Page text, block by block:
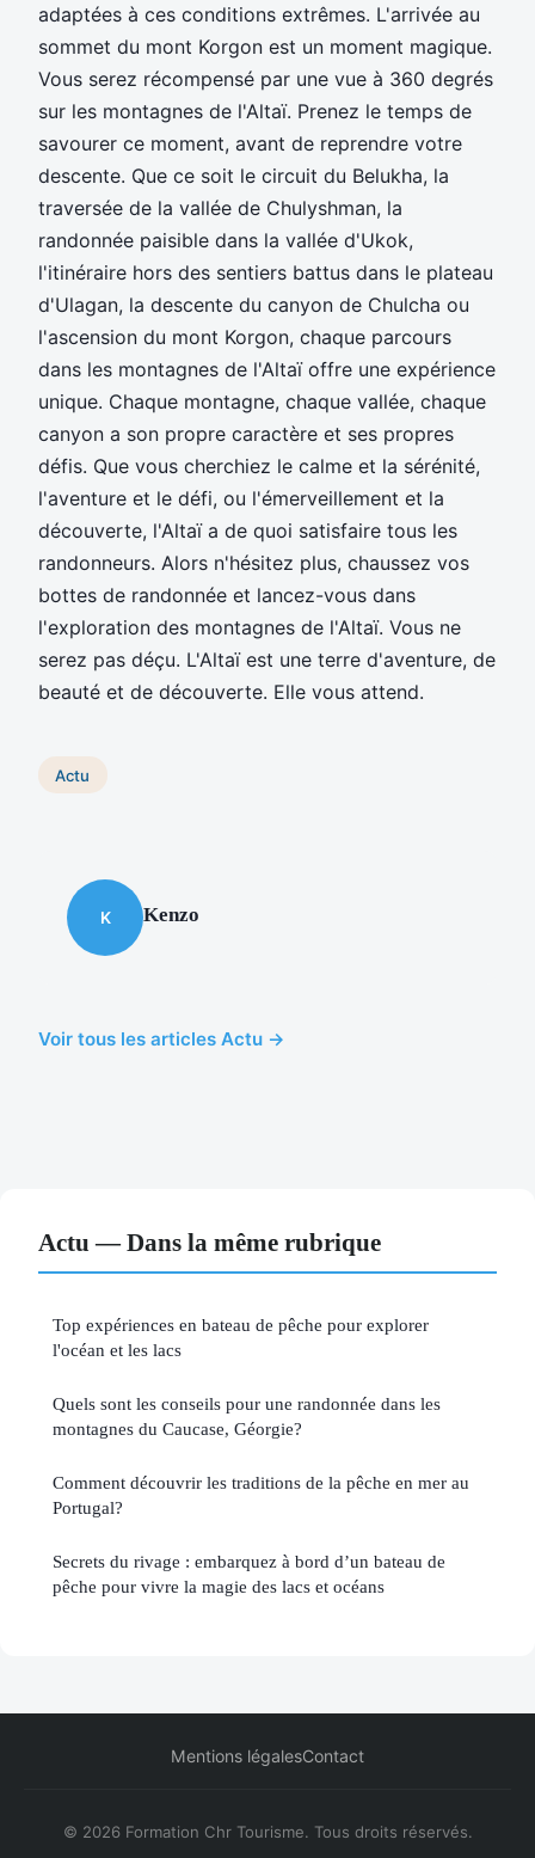
adaptées à ces conditions extrêmes. L'arrivée au
sommet du mont Korgon est un moment magique.
Vous serez récompensé par une vue à 360 degrés
sur les montagnes de l'Altaï. Prenez le temps de
savourer ce moment, avant de reprendre votre
descente. Que ce soit le circuit du Belukha, la
traversée de la vallée de Chulyshman, la
randonnée paisible dans la vallée d'Ukok,
l'itinéraire hors des sentiers battus dans le plateau
d'Ulagan, la descente du canyon de Chulcha ou
l'ascension du mont Korgon, chaque parcours
dans les montagnes de l'Altaï offre une expérience
unique. Chaque montagne, chaque vallée, chaque
canyon a son propre caractère et ses propres
défis. Que vous cherchiez le calme et la sérénité,
l'aventure et le défi, ou l'émerveillement et la
découverte, l'Altaï a de quoi satisfaire tous les
randonneurs. Alors n'hésitez plus, chaussez vos
bottes de randonnée et lancez-vous dans
l'exploration des montagnes de l'Altaï. Vous ne
serez pas déçu. L'Altaï est une terre d'aventure, de
beauté et de découverte. Elle vous attend.
Actu
K Kenzo
Voir tous les articles Actu →
Actu — Dans la même rubrique
Top expériences en bateau de pêche pour explorer
l'océan et les lacs
Quels sont les conseils pour une randonnée dans les
montagnes du Caucase, Géorgie?
Comment découvrir les traditions de la pêche en mer au
Portugal?
Secrets du rivage : embarquez à bord d’un bateau de
pêche pour vivre la magie des lacs et océans
Mentions légalesContact
© 2026 Formation Chr Tourisme. Tous droits réservés.